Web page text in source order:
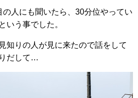
人にも聞いたら、30分位やってい
いう事でした。
知りの人が見に来たので話をして
だして…